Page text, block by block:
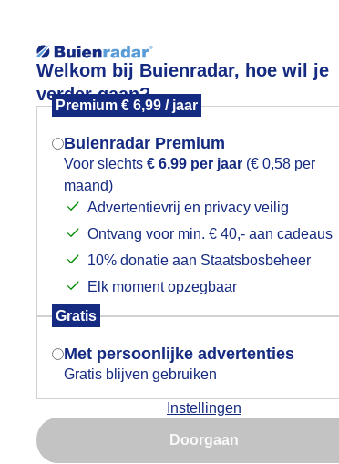
Welkom bij Buienradar, hoe wil je
verder gaan?
Premium € 6,99 / jaar
Buienradar Premium
Voor slechts € 6,99 per jaar (€ 0,58 per
maand)
Advertentievrij en privacy veilig
Ontvang voor min. € 40,- aan cadeaus
10% donatie aan Staatsbosbeheer
Elk moment opzegbaar
Gratis
Met persoonlijke advertenties
Gratis blijven gebruiken
Instellingen
Doorgaan
Lees meer.
Foto en video Weerzine
Hellevoetsluis
Mogen we je locatie gebruiken voor
het weer?
Indien je hier nog geen akkoord op hebt
gegeven, verschijnt er zo een pop-up uit
je browser waarin deze toestemming
gevraagd wordt.
Is goed, toon de popup
Nu niet, misschien later